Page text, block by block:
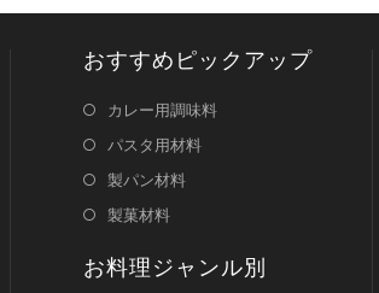
おすすめピックアップ
カレー用調味料
パスタ用材料
製パン材料
製菓材料
お料理ジャンル別